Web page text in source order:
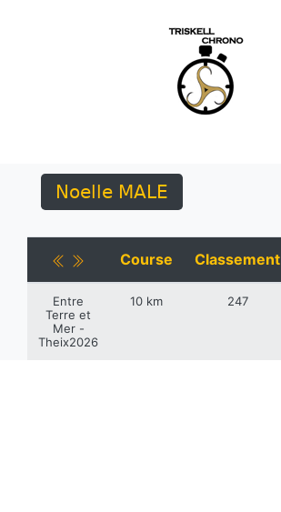
Noelle MALE
Course Classement
Entre
Terre et
Mer -
Theix2026
10 km 247